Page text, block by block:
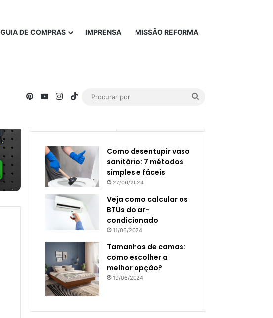
GUIA DE COMPRAS IMPRENSA MISSÃO REFORMA
PinterestYouTubeInstagram
TikTok
Como desentupir vaso
sanitário: 7 métodos
simples e fáceis
27/06/2024
Veja como calcular os
BTUs do ar-
condicionado
11/06/2024
Tamanhos de camas:
como escolher a
melhor opção?
19/06/2024